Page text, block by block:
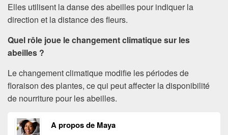
Elles utilisent la danse des abeilles pour indiquer la
direction et la distance des fleurs.
Quel rôle joue le changement climatique sur les
abeilles ?
Le changement climatique modifie les périodes de
floraison des plantes, ce qui peut affecter la disponibilité
de nourriture pour les abeilles.
A propos de Maya